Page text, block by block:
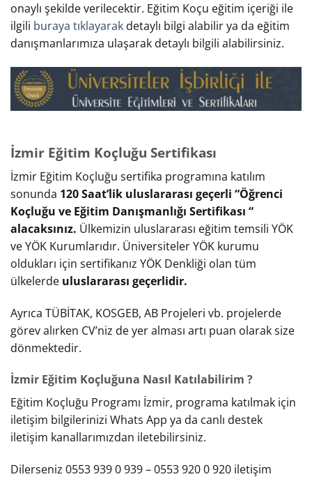
onaylı şekilde verilecektir. Eğitim Koçu eğitim içeriği ile
ilgili buraya tıklayarak detaylı bilgi alabilir ya da eğitim
danışmanlarımıza ulaşarak detaylı bilgili alabilirsiniz.
İzmir Eğitim Koçluğu Sertifikası
İzmir Eğitim Koçluğu sertifika programına katılım
sonunda 120 Saat’lik uluslararası geçerli “Öğrenci
Koçluğu ve Eğitim Danışmanlığı Sertifikası “
alacaksınız. Ülkemizin uluslararası eğitim temsili YÖK
ve YÖK Kurumlarıdır. Üniversiteler YÖK kurumu
oldukları için sertifikanız YÖK Denkliği olan tüm
ülkelerde uluslararası geçerlidir.
Ayrıca TÜBİTAK, KOSGEB, AB Projeleri vb. projelerde
görev alırken CV’niz de yer alması artı puan olarak size
dönmektedir.
İzmir Eğitim Koçluğuna Nasıl Katılabilirim ?
Eğitim Koçluğu Programı İzmir, programa katılmak için
iletişim bilgilerinizi Whats App ya da canlı destek
iletişim kanallarımızdan iletebilirsiniz.
Dilerseniz 0553 939 0 939 – 0553 920 0 920 iletişim